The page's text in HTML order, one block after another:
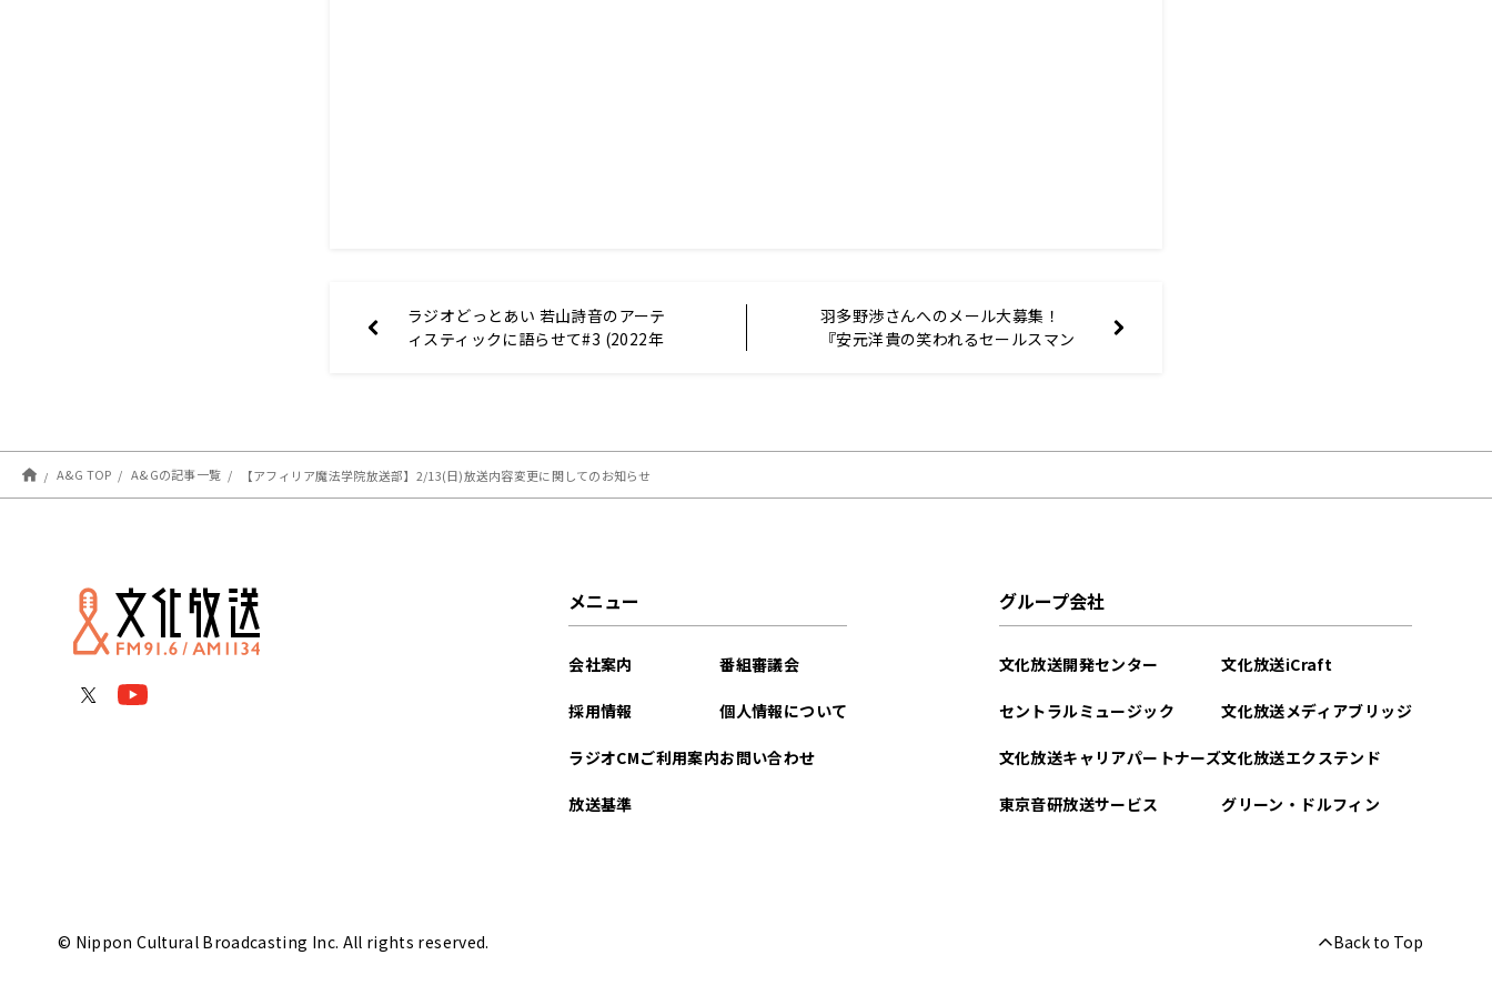
ラジオどっとあい 若山詩音のアーテ
ィスティックに語らせて#3 (2022年
羽多野渉さんへのメール大募集！
『安元洋貴の笑われるセールスマン
A&G TOP A&Gの記事一覧 【アフィリア魔法学院放送部】2/13(日)放送内容変更に関してのお知らせ
メニュー
会社案内
採用情報
ラジオCMご利用案内
放送基準
番組審議会
個人情報について
お問い合わせ
グループ会社
文化放送開発センター
セントラルミュージック
文化放送キャリアパートナーズ
東京音研放送サービス
文化放送iCraft
文化放送メディアブリッジ
文化放送エクステンド
グリーン・ドルフィン
© Nippon Cultural Broadcasting Inc. All rights reserved. Back to Top